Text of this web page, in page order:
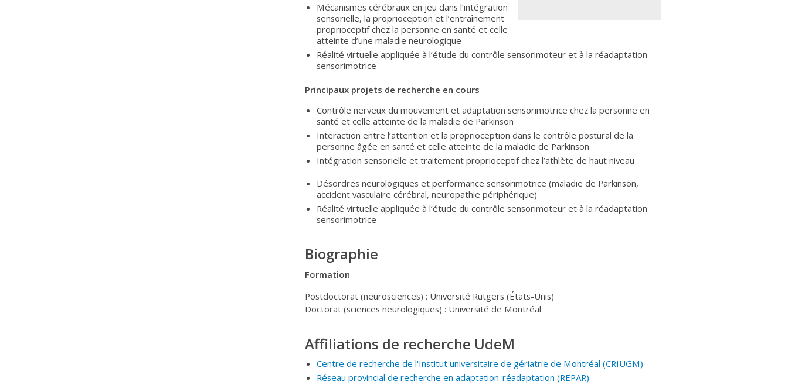
Mécanismes cérébraux en jeu dans l’intégration
sensorielle, la proprioception et l’entraînement
proprioceptif chez la personne en santé et celle
atteinte d’une maladie neurologique
Réalité virtuelle appliquée à l’étude du contrôle sensorimoteur et à la réadaptation
sensorimotrice
Principaux projets de recherche en cours
Contrôle nerveux du mouvement et adaptation sensorimotrice chez la personne en
santé et celle atteinte de la maladie de Parkinson
Interaction entre l’attention et la proprioception dans le contrôle postural de la
personne âgée en santé et celle atteinte de la maladie de Parkinson
Intégration sensorielle et traitement proprioceptif chez l’athlète de haut niveau
Désordres neurologiques et performance sensorimotrice (maladie de Parkinson,
accident vasculaire cérébral, neuropathie périphérique)
Réalité virtuelle appliquée à l’étude du contrôle sensorimoteur et à la réadaptation
sensorimotrice
Biographie
Formation
Postdoctorat (neurosciences) : Université Rutgers (États-Unis)
Doctorat (sciences neurologiques) : Université de Montréal
Affiliations de recherche UdeM
Centre de recherche de l'Institut universitaire de gériatrie de Montréal (CRIUGM)
Réseau provincial de recherche en adaptation-réadaptation (REPAR)